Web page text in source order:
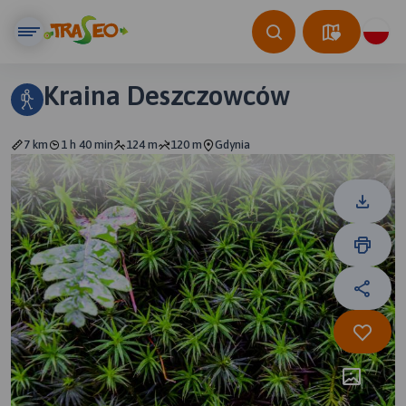
Kraina Deszczowców
7 km 1 h 40 min 124 m 120 m Gdynia